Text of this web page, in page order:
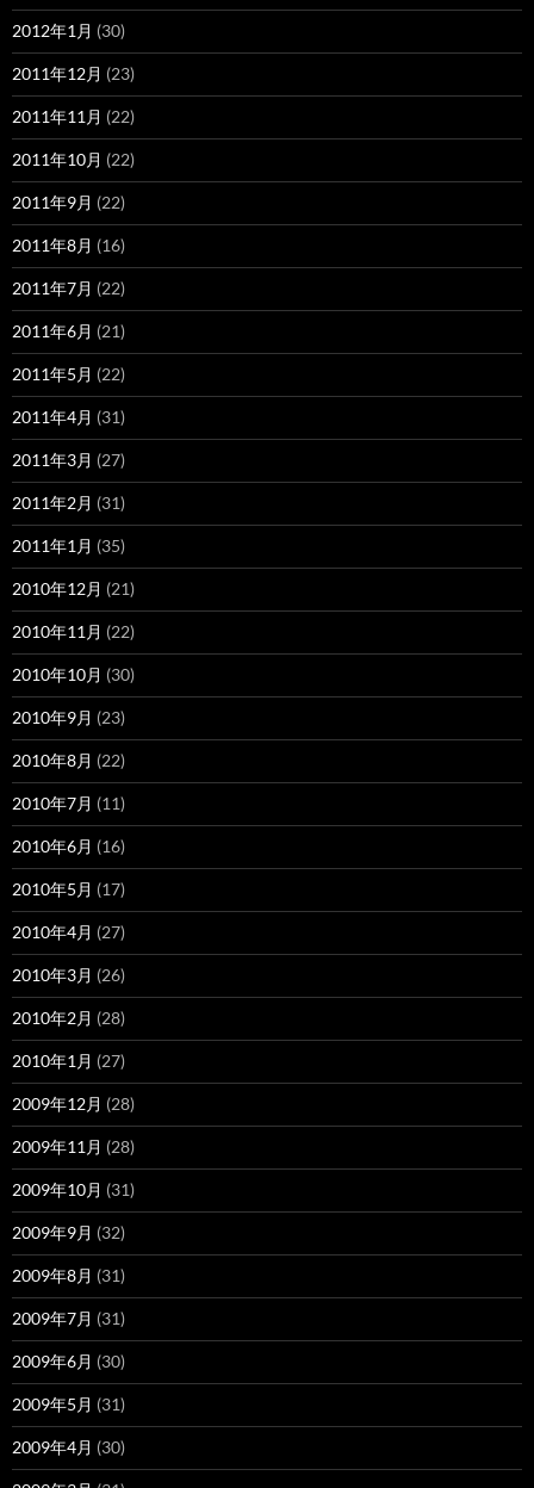
2012年1月 (30)
2011年12月 (23)
2011年11月 (22)
2011年10月 (22)
2011年9月 (22)
2011年8月 (16)
2011年7月 (22)
2011年6月 (21)
2011年5月 (22)
2011年4月 (31)
2011年3月 (27)
2011年2月 (31)
2011年1月 (35)
2010年12月 (21)
2010年11月 (22)
2010年10月 (30)
2010年9月 (23)
2010年8月 (22)
2010年7月 (11)
2010年6月 (16)
2010年5月 (17)
2010年4月 (27)
2010年3月 (26)
2010年2月 (28)
2010年1月 (27)
2009年12月 (28)
2009年11月 (28)
2009年10月 (31)
2009年9月 (32)
2009年8月 (31)
2009年7月 (31)
2009年6月 (30)
2009年5月 (31)
2009年4月 (30)